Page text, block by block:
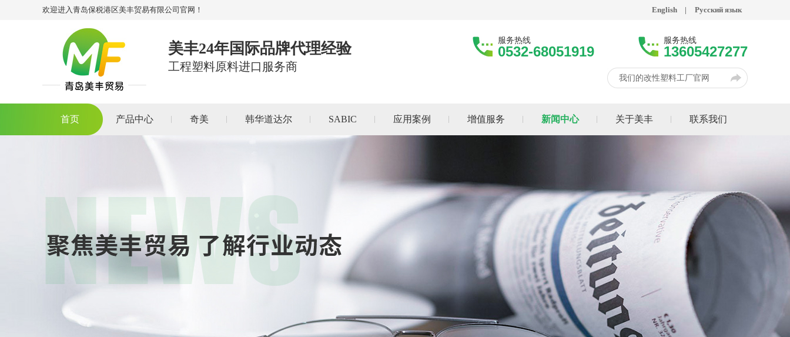
欢迎进入青岛保税港区美丰贸易有限公司官网！ English | Русский язык
美丰24年国际品牌代理经验
工程塑料原料进口服务商
服务热线
0532-68051919
服务热线
13605427277
我们的改性塑料工厂官网
首页 产品中心 奇美 韩华道达尔 SABIC 应用案例 增值服务 新闻中心 关于美丰 联系我们